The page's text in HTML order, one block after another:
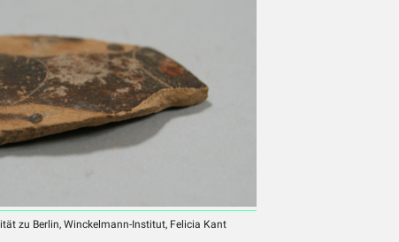
zu Berlin, Winckelmann-Institut, Felicia Kant